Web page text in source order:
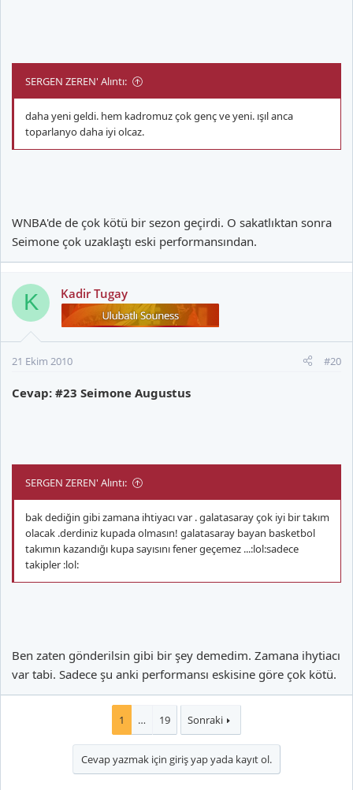
SERGEN ZEREN' Alıntı:
daha yeni geldi. hem kadromuz çok genç ve yeni. ışıl anca
toparlanyo daha iyi olcaz.
WNBA'de de çok kötü bir sezon geçirdi. O sakatlıktan sonra
Seimone çok uzaklaştı eski performansından.
K Kadir Tugay
21 Ekim 2010 #20
Cevap: #23 Seimone Augustus
SERGEN ZEREN' Alıntı:
bak dediğin gibi zamana ihtiyacı var . galatasaray çok iyi bir takım
olacak .derdiniz kupada olmasın! galatasaray bayan basketbol
takımın kazandığı kupa sayısını fener geçemez ...:lol:sadece
takipler :lol:
Ben zaten gönderilsin gibi bir şey demedim. Zamana ihytiacı
var tabi. Sadece şu anki performansı eskisine göre çok kötü.
1 … 19 Sonraki
Cevap yazmak için giriş yap yada kayıt ol.